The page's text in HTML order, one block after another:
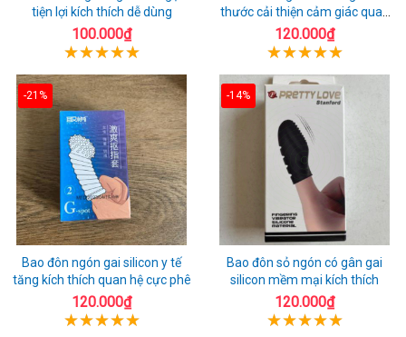
tiện lợi kích thích dễ dùng
100.000₫
thước cải thiện cảm giác quan
hệ
120.000₫
-21%
Bao đôn ngón gai silicon y tế
tăng kích thích quan hệ cực phê
120.000₫
-14%
Bao đôn sỏ ngón có gân gai
silicon mềm mại kích thích
120.000₫